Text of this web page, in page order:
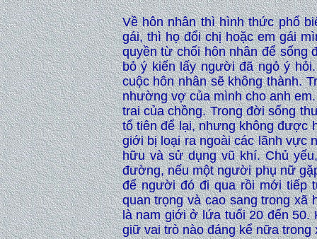
Về hôn nhân thì hình thức phổ
gái, thì họ đổi chị hoặc em gái
quyền từ chối hôn nhân để sống
bỏ ý kiến lấy người đã ngỏ ý
cuộc hôn nhân sẽ không thành.
nhường vợ của mình cho anh
trai của chồng. Trong đời sống
tổ tiên để lại, nhưng không được
giới bị loại ra ngoài các lãnh vực
hữu và sử dụng vũ khí. Chủ
đường, nếu một người phụ nữ
để người đó đi qua rồi mới tiếp
quan trọng và cao sang trong xã
là nam giới ở lứa tuổi 20 đến 50.
giữ vai trò nào đáng kể nữa trong